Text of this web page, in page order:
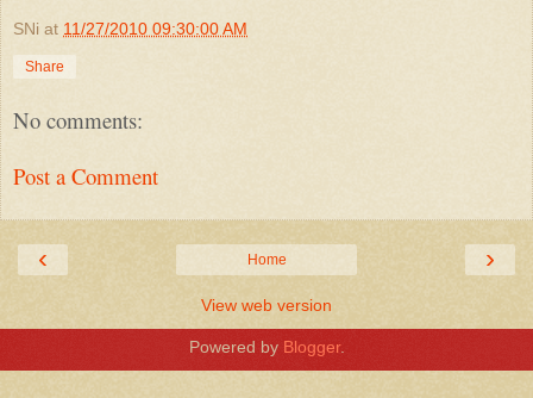
SNi at 11/27/2010 09:30:00 AM
Share
No comments:
Post a Comment
‹ ›
Home
View web version
Powered by Blogger.